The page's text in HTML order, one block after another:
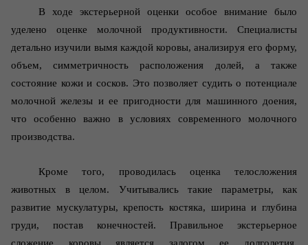
В ходе экстерьерной оценки особое внимание было
уделено оценке молочной продуктивности. Специалисты
детально изучили вымя каждой коровы, анализируя его форму,
объем, симметричность расположения долей, а также
состояние кожи и сосков. Это позволяет судить о потенциале
молочной железы и ее пригодности для машинного доения,
что особенно важно в условиях современного молочного
производства.
Кроме того, проводилась оценка телосложения
животных в целом. Учитывались такие параметры, как
развитие мускулатуры, крепость костяка, ширина и глубина
груди, постав конечностей. Правильное экстерьерное